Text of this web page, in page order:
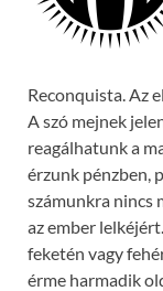
Reconquista. Az
A szó mejnek
reagálhatunk a
érzunk pénzben,
számunkra nincs
az ember
feketén vagy
érme harmadik